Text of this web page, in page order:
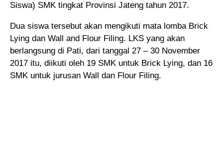
Siswa) SMK tingkat Provinsi Jateng tahun 2017.
Dua siswa tersebut akan mengikuti mata lomba Brick
Lying dan Wall and Flour Filing. LKS yang akan
berlangsung di Pati, dari tanggal 27 – 30 November
2017 itu, diikuti oleh 19 SMK untuk Brick Lying, dan 16
SMK untuk jurusan Wall dan Flour Filing.